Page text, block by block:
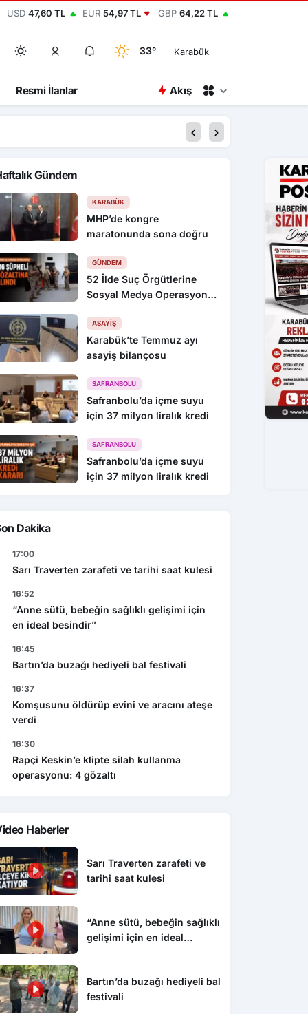
USD 47,60 TL EUR 54,97 TL GBP 64,22 TL
33° Karabük
Resmi İlanlar Akış
16:30 Rapçi Keskin’e
Gündem
KARABÜK
MHP’de kongre
maratonunda sona doğru
GÜNDEM
52 İlde Suç Örgütlerine
Sosyal Medya Operasyonu:
ASAYIŞ
Karabük’te Temmuz ayı
asayiş bilançosu
SAFRANBOLU
Safranbolu’da içme suyu
için 37 milyon liralık kredi
SAFRANBOLU
Safranbolu’da içme suyu
için 37 milyon liralık kredi
Dakika
17:00
Sarı Traverten zarafeti ve tarihi saat kulesi
16:52
“Anne sütü, bebeğin sağlıklı gelişimi için
en ideal besindir”
16:45
Bartın’da buzağı hediyeli bal festivali
16:37
Komşusunu öldürüp evini ve aracını ateşe
verdi
16:30
Rapçi Keskin’e klipte silah kullanma
operasyonu: 4 gözaltı
Haberler
Sarı Traverten zarafeti ve
tarihi saat kulesi
“Anne sütü, bebeğin sağlıklı
gelişimi için en ideal
Bartın’da buzağı hediyeli bal
festivali